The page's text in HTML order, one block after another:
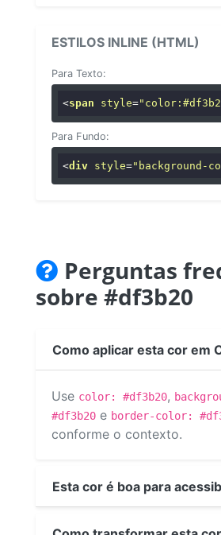
ESTILOS INLINE (HTML)
Para Texto:
<span style=
Para Fundo:
<div style="background-
Perguntas
sobre #df3b20
Como aplicar esta cor em
Use color: #df3b20,
#df3b20 e border-color:
conforme o contexto.
Esta cor é boa para